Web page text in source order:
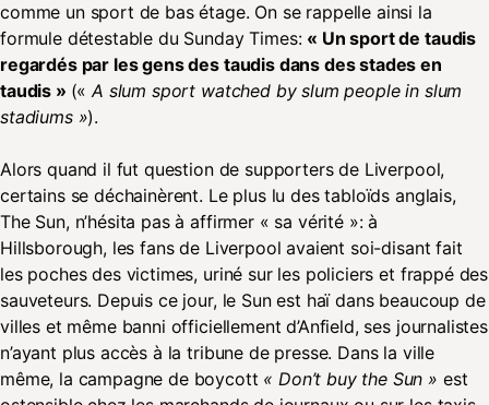
comme un sport de bas étage. On se rappelle ainsi la
formule détestable du Sunday Times: « Un sport de taudis
regardés par les gens des taudis dans des stades en
taudis » («A slum sport watched by slum people in slum
stadiums »).
Alors quand il fut question de supporters de Liverpool,
certains se déchainèrent. Le plus lu des tabloïds anglais,
The Sun, n’hésita pas à affirmer « sa vérité »: à
Hillsborough, les fans de Liverpool avaient soi-disant fait
les poches des victimes, uriné sur les policiers et frappé des
sauveteurs. Depuis ce jour, le Sun est haï dans beaucoup de
villes et même banni officiellement d’Anfield, ses journalistes
n’ayant plus accès à la tribune de presse. Dans la ville
même, la campagne de boycott « Don’t buy the Sun » est